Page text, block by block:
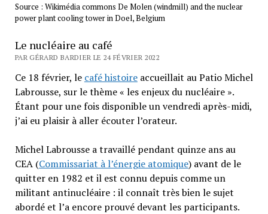
Source : Wikimédia commons De Molen (windmill) and the nuclear
power plant cooling tower in Doel, Belgium
Le nucléaire au café
PAR GÉRARD BARDIER LE 24 FÉVRIER 2022
Ce 18 février, le café histoireaccueillait au Patio Michel
Labrousse, sur le thème « les enjeux du nucléaire ».
Étant pour une fois disponible un vendredi après-midi,
j’ai eu plaisir à aller écouter l’orateur.
Michel Labrousse a travaillé pendant quinze ans au
CEA (Commissariat à l’énergie atomique) avant de le
quitter en 1982 et il est connu depuis comme un
militant antinucléaire : il connaît très bien le sujet
abordé et l’a encore prouvé devant les participants.